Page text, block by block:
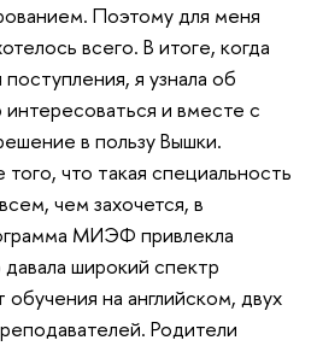
Поэтому для меня
всего. В итоге, когда
я узнала об
и вместе с
в пользу Вышки.
что такая специальность
чем захочется, в
МИЭФ привлекла
широкий спектр
на английском, двух
Родители